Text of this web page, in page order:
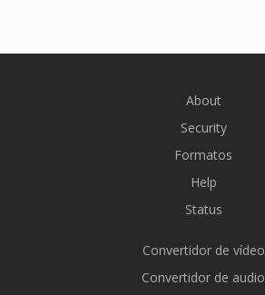
About
Security
Formatos
Help
Status
Convertidor de vídeo
Convertidor de audio